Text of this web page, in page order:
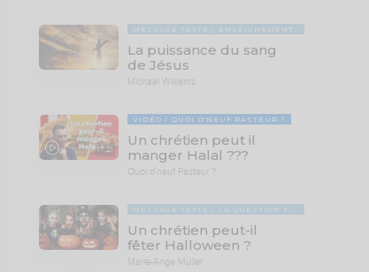
MESSAGE TEXTE ENSEIGNEMENTS BIBLIQUES
La puissance du sang
de Jésus
Michaël Williams
17:21
VIDÉO QUOI D'NEUF PASTEUR ?
Un chrétien peut il
manger Halal ???
Quoi d'neuf Pasteur ?
MESSAGE TEXTE LA QUESTION TABOUE
Un chrétien peut-il
fêter Halloween ?
Marie-Ange Muller